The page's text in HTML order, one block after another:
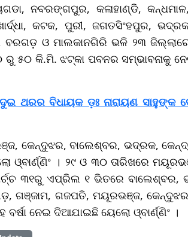
ନବରଙ୍ଗପୁର, କଳାହାଣ୍ଡି,
କଟକ, ପୁରୀ, ଜଗତସିଂହପୁର,
ବରଗଡ଼ ଓ ମାଲକାନଗିରି ଭଳି ୨୩
ରୁ ୫୦ କି.ମି. ଝଟ୍‌କା ପବନର ସମ୍ଭାବନାକୁ
ଦୁଇ ଥରର ବିଧାୟକ ଡ଼ଃ ନାରାୟଣ ସାହୁଙ୍କ
କେନ୍ଦୁଝର, ବାଲେଶ୍ବର, ଭଦ୍ରକ,
। ୨୯ ଓ ୩୦ ତାରିଖରେ
୩୧ରୁ ଏପ୍ରିଲ ୧ ଭିତରେ ବାଲେଶ୍ବର,
ଗଞ୍ଜାମ, ଗଜପତି, ମୟୂରଭଞ୍ଜ,
ନେଇ ଦିଆଯାଇଛି ୟେଲୋ ଓ୍ବାର୍ଣ୍ଣିଂ ।